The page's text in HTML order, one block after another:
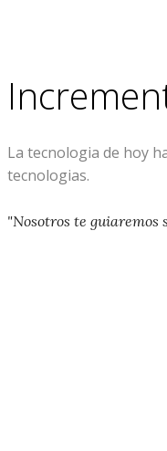
La tecnologia de hoy
tecnologias.
"Nosotros te